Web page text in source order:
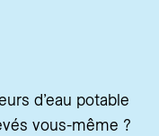
d’eau potable
vous-même ?